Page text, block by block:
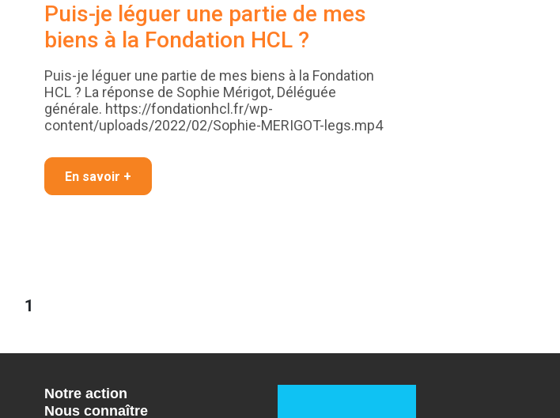
Puis-je léguer une partie de mes
biens à la Fondation HCL ?
Puis-je léguer une partie de mes biens à la Fondation
HCL ? La réponse de Sophie Mérigot, Déléguée
générale. https://fondationhcl.fr/wp-
content/uploads/2022/02/Sophie-MERIGOT-legs.mp4
En savoir +
1
Notre action
Nous connaître